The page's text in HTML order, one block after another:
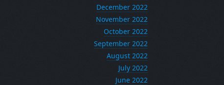
December 2022
November 2022
October 2022
September 2022
August 2022
July 2022
June 2022